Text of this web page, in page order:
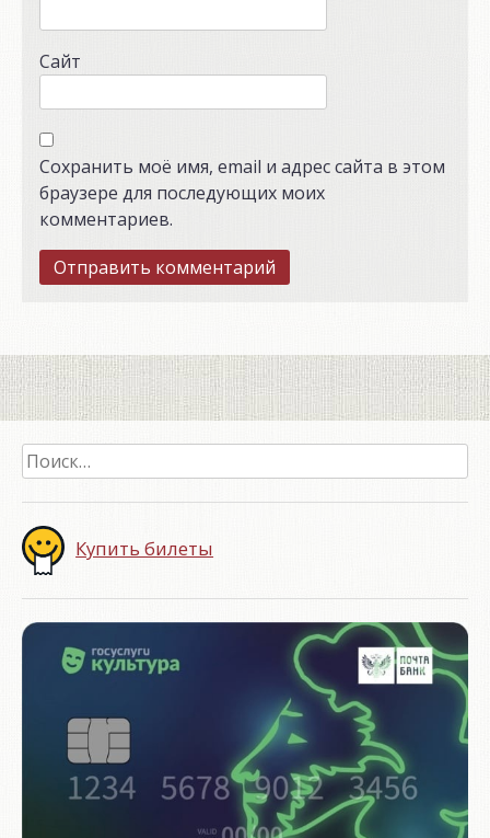
Сайт
Сохранить моё имя, email и адрес сайта в этом
браузере для последующих моих
комментариев.
Найти:
Купить билеты